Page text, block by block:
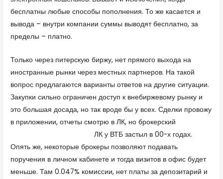
бесплатны любые способы пополнения. То же касается и
вывода – внутри компании суммы выводят бесплатно, за
пределы – платно.
Только через питерскую биржу, нет прямого выхода на
иностранные рынки через местных партнеров. На такой
вопрос предлагаются варианты ответов на другие ситуации.
Закупки сильно ограничен доступ к внебиржевому рынку и
это большая досада, но так вроде бы у всех. Сделки провожу
в приложении, отчеты смотрю в ЛК, но брокерский
ЛК у ВТБ застыл в 00-х годах.
Опять же, некоторые брокеры позволяют подавать
поручения в личном кабинете и тогда визитов в офис будет
меньше. Там 0.047% комиссии, нет платы за депозитарий и